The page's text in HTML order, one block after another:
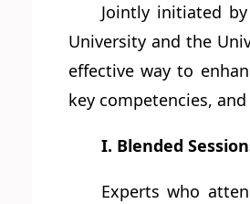
Jointly initiated
University and the
effective way to
key competencies,
I. Blended
Experts who